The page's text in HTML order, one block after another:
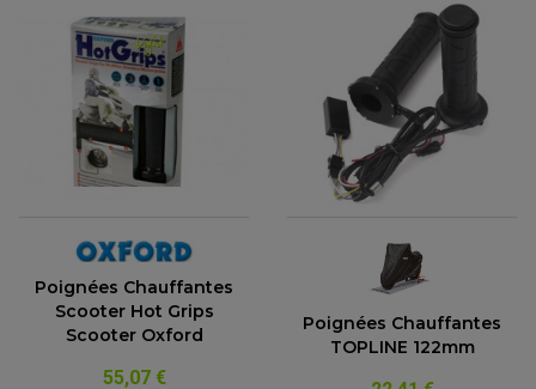
Poignées Chauffantes
Scooter Hot Grips
Scooter Oxford
55,07 €
Poignées Chauffantes
TOPLINE 122mm